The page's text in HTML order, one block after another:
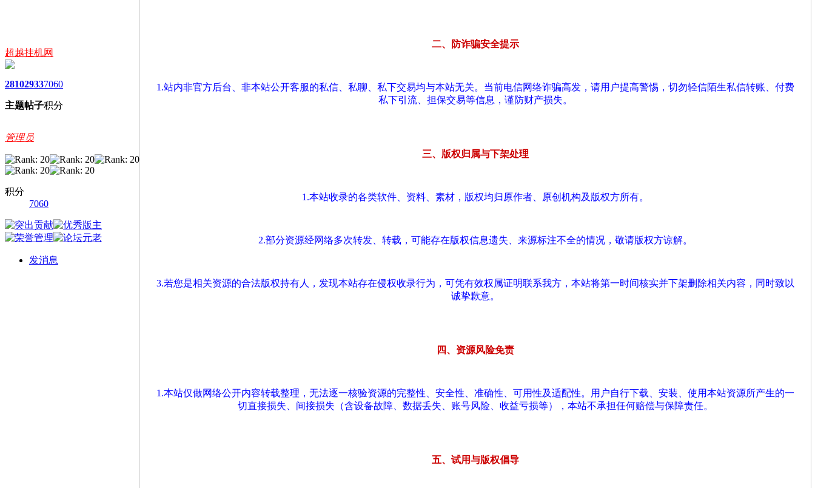
超越挂机网
2810
主题
2933
帖子
7060
积分
管理员
积分
7060
发消息
二、防诈骗安全提示
1.站内非官方后台、非本站公开客服的私信、私聊、私下交易均与本站无关。当前电信网络诈骗高发，请用户提高警惕，切勿轻信陌生私信转账、付费
私下引流、担保交易等信息，谨防财产损失。
三、版权归属与下架处理
1.本站收录的各类软件、资料、素材，版权均归原作者、原创机构及版权方所有。
2.部分资源经网络多次转发、转载，可能存在版权信息遗失、来源标注不全的情况，敬请版权方谅解。
3.若您是相关资源的合法版权持有人，发现本站存在侵权收录行为，可凭有效权属证明联系我方，本站将第一时间核实并下架删除相关内容，同时致以
诚挚歉意。
四、资源风险免责
1.本站仅做网络公开内容转载整理，无法逐一核验资源的完整性、安全性、准确性、可用性及适配性。用户自行下载、安装、使用本站资源所产生的一
切直接损失、间接损失（含设备故障、数据丢失、账号风险、收益亏损等），本站不承担任何赔偿与保障责任。
五、试用与版权倡导